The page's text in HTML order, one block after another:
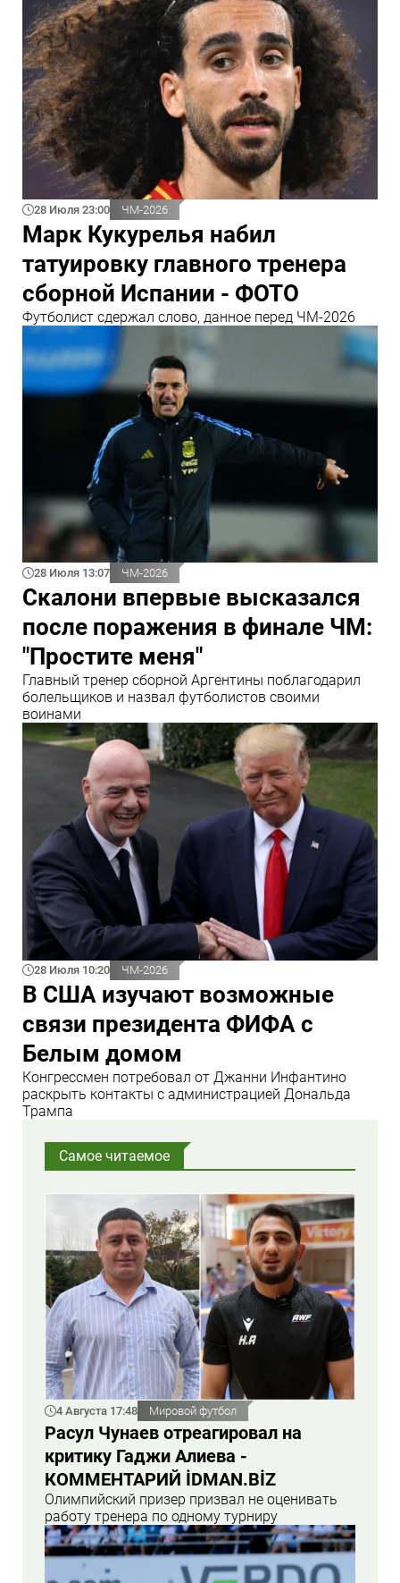
28 Июля 23:00 ЧМ-2026
Марк Кукурелья набил
татуировку главного тренера
сборной Испании - ФОТО
Футболист сдержал слово, данное перед ЧМ-2026
28 Июля 13:07 ЧМ-2026
Скалони впервые высказался
после поражения в финале ЧМ:
"Простите меня"
Главный тренер сборной Аргентины поблагодарил
болельщиков и назвал футболистов своими
воинами
28 Июля 10:20 ЧМ-2026
В США изучают возможные
связи президента ФИФА с
Белым домом
Конгрессмен потребовал от Джанни Инфантино
раскрыть контакты с администрацией Дональда
Трампа
Самое читаемое
4 Августа 17:48 Мировой футбол
Расул Чунаев отреагировал на
критику Гаджи Алиева -
КОММЕНТАРИЙ İDMAN.BİZ
Олимпийский призер призвал не оценивать
работу тренера по одному турниру